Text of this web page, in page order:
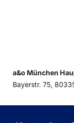
a&o München
Bayerstr. 75,